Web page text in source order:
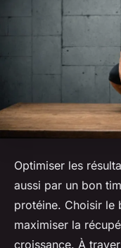
Optimiser les
aussi par un bon
protéine. Choisir le
maximiser la
croissance. À